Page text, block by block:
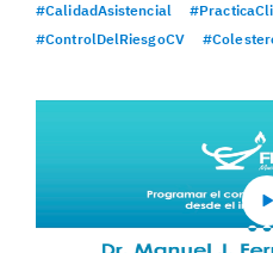
#CalidadAsistencial
#ControlDelRiesgoCV